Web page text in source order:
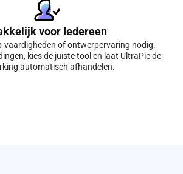
voor Iedereen
vaardigheden of ontwerpervaring nodig.
kies de juiste tool en laat UltraPic de
automatisch afhandelen.